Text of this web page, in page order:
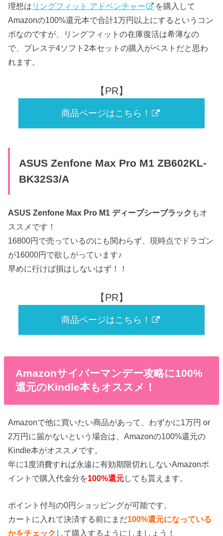
理想は リングフィット アドベンチャー
を購入して
Amazonの100%還元本で合計1万円以上にするというコン
ボなのですが、リングフィットの在庫復活は希薄なの
で、プレステ4ソフト2本セットの購入がベストだと思わ
れます。
【PR】
商品ページはこちら！
ASUS Zenfone Max Pro M1 ZB602KL-
BK32S3/A
ASUS Zenfone Max Pro M1 ディープシーブラック もオ
ススメです！
16800円で売っているのにも関わらず、現時点でドラゴン
が16000円で欲しがっています♪
早めに行けば損はしないはず！！
【PR】
商品ページはこちら！
Amazonサイバーマンデー攻略に100%
還元のKindle本もオススメ！
Amazonで他に買いたい商品があって、わずかに1万円 or
2万円に届かないという場合は、Amazonの100%還元の
Kindle本がオススメです。
年に1度消費すれば永遠に有効期限切れしないAmazonポ
イントで購入代金分を100%還元しても貰えます。
ポイント付与の0円ショッピングが可能です。
カートに入れて決済する前にまだ100%還元になっている
かをチェック して購入するようにしましょう！